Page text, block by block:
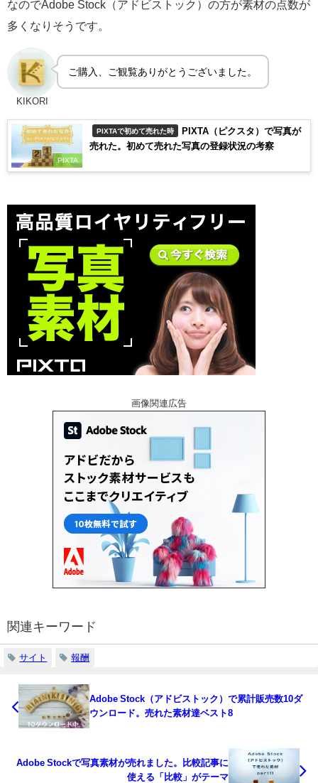
なのでAdobe Stock（アドビストック）の方が素材の点数が
多くなりそうです。
KIKORI
ご購入、ご観覧ありがとうございました。
PIXTA
PIXTAで初めて売れた時
PIXTA（ピクスタ）で写真が
売れた。初めて売れた写真の登録状況の考察
画像関連広告
関連キーワード
サイト 報酬
Adobe Stock（アドビストック）で累計販売数10ダ
ウンロード。売れた素材達ベスト8
Adobe Stockで写真素材が売れました。比較記事に
使える「比較」がテーマ